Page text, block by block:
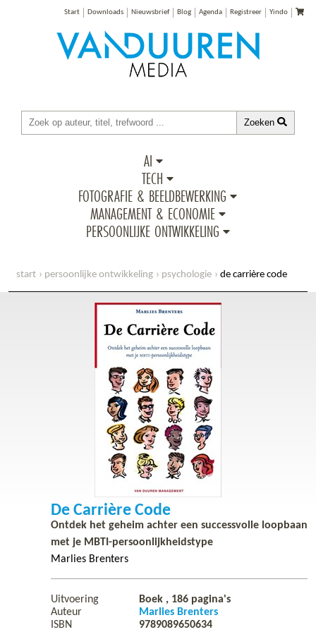
Start Downloads Nieuwsbrief Blog Agenda Registreer Yindo
Zoeken
AI
TECH
FOTOGRAFIE & BEELDBEWERKING
MANAGEMENT & ECONOMIE
PERSOONLIJKE ONTWIKKELING
start persoonlijke ontwikkeling psychologie de carrière code
De Carrière Code
Ontdek het geheim achter een successvolle loopbaan
met je MBTI-persoonlijkheidstype
Marlies Brenters
Uitvoering Boek , 186 pagina's
Auteur
Marlies Brenters
ISBN
9789089650634